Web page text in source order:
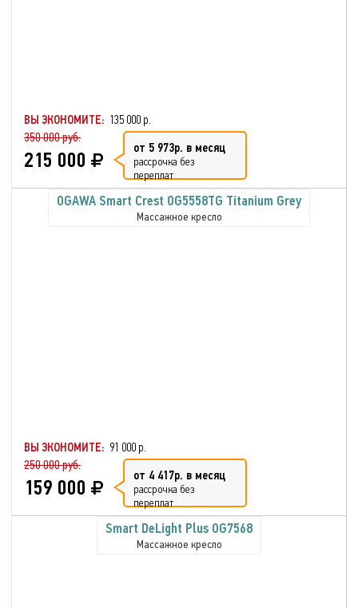
ВЫ ЭКОНОМИТЕ: 135 000 р.
350 000 руб.
215 000 от 5 973р. в месяц
рассрочка без
переплат
OGAWA Smart Crest OG5558TG Titanium Grey
Массажное кресло
ВЫ ЭКОНОМИТЕ: 91 000 р.
250 000 руб.
159 000 от 4 417р. в месяц
рассрочка без
переплат
Smart DeLight Plus OG7568
Массажное кресло